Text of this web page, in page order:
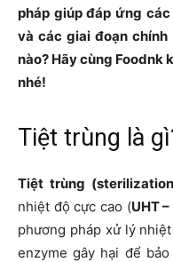
pháp giúp đáp ứng
và các giai đoạn
nào? Hãy cùng Foodnk
nhé!
Tiệt trùng là
Tiệt trùng
nhiệt độ cực cao (UHT
phương pháp xử lý
enzyme gây hại để